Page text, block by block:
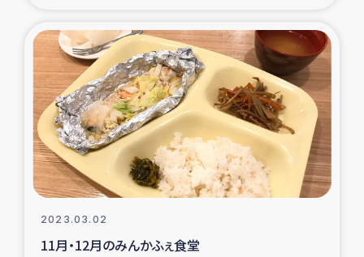
トルコ・シリア地震被災者支援
デニヤヤ小規模紅茶農家支援
コーヒー生産者支援
アイナロ県マウベシ郡でのコーヒー畑改善事業
女性の生計向上支援
2023.03.02
11月・12月のみんかふぇ食堂